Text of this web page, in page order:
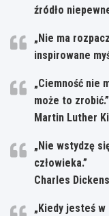
źródło
„Nie ma
inspirowane
„Ciemność nie
może to zrobić.”
Martin Luther
„Nie wstydzę
człowieka.”
Charles
„Kiedy jesteś w